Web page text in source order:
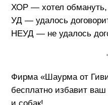
ХОР — хотел обмануть,
УД — удалось
НЕУД — не удалось
Фирма «Шаурма от
бесплатно избавит
и собак!